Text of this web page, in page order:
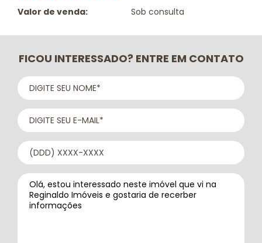
Valor de venda: Sob consulta
FICOU INTERESSADO? ENTRE EM CONTATO